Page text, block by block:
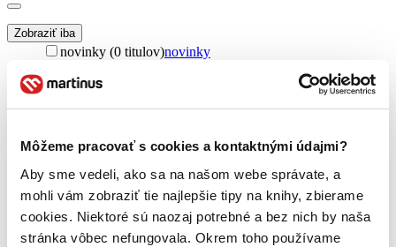
Môžeme pracovať s cookies a kontaktnými údajmi?
Aby sme vedeli, ako sa na našom webe správate, a
mohli vám zobraziť tie najlepšie tipy na knihy, zbierame
cookies. Niektoré sú naozaj potrebné a bez nich by naša
stránka vôbec nefungovala. Okrem toho používame
Zobraziť iba
novinky (0 titulov)novinky
predpredaj (0 titulov)
pripravujeme (0 titulov)pripravujeme
dostupná (bez vypredaných) (0 titulov)dostupná (bez
vypredaných)
Nové / čítané
nová (0 titulov)nová